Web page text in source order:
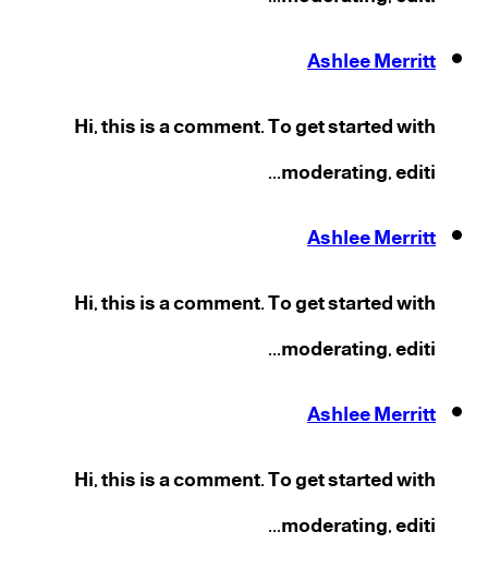
Ashlee Merritt
Hi, this is a comment. To get started with
moderating, editi...
Ashlee Merritt
Hi, this is a comment. To get started with
moderating, editi...
Ashlee Merritt
Hi, this is a comment. To get started with
moderating, editi...